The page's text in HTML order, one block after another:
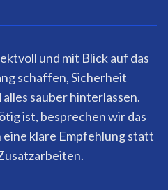
und mit Blick auf das
schaffen, Sicherheit
sauber hinterlassen.
ist, besprechen wir das
klare Empfehlung statt